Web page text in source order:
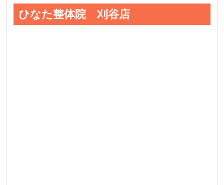
ひなた整体院 刈谷店